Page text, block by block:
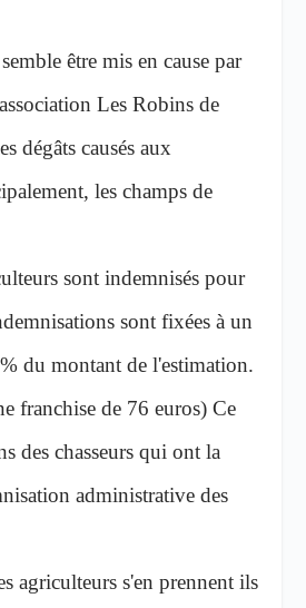
être mis en cause par
Les Robins de
dégâts causés aux
les champs de
sont indemnisés pour
sont fixées à un
du montant de l'estimation.
franchise de 76 euros) Ce
des chasseurs qui ont la
administrative des
agriculteurs s'en prennent ils